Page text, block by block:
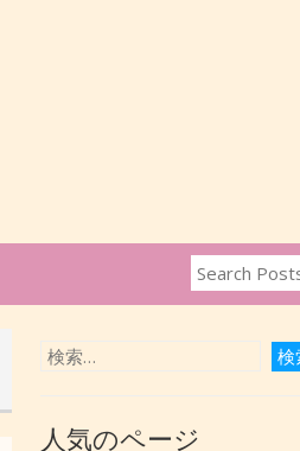
人気のページ